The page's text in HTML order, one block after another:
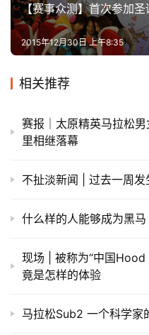
【赛事众测】首次参加圣
2015年12月30日 上午8:35
相关推荐
赛报｜太原精英马拉松
里相继落幕
不扯淡新闻 | 过去一周
什么样的人能够成为黑马
现场 | 被称为“中国
竟是怎样的体验
马拉松Sub2 一个科学家